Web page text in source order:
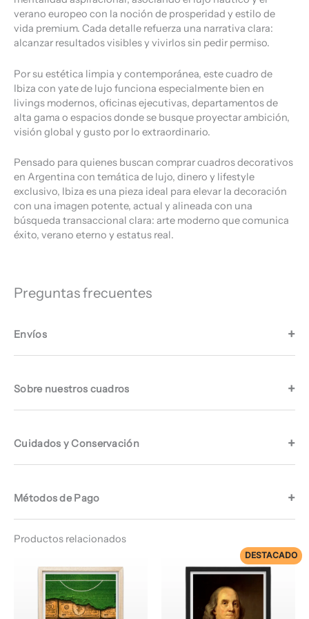
verano europeo con la noción de prosperidad y estilo de
vida premium. Cada detalle refuerza una narrativa clara:
alcanzar resultados visibles y vivirlos sin pedir permiso.
Por su estética limpia y contemporánea, este cuadro de
Ibiza con yate de lujo funciona especialmente bien en
livings modernos, oficinas ejecutivas, departamentos de
alta gama o espacios donde se busque proyectar ambición,
visión global y gusto por lo extraordinario.
Pensado para quienes buscan comprar cuadros decorativos
en Argentina con temática de lujo, dinero y lifestyle
exclusivo, Ibiza es una pieza ideal para elevar la decoración
con una imagen potente, actual y alineada con una
búsqueda transaccional clara: arte moderno que comunica
éxito, verano eterno y estatus real.
Preguntas frecuentes
Envíos
Sobre nuestros cuadros
Cuidados y Conservación
Métodos de Pago
Productos relacionados
de
DESTACADO
Rango
de